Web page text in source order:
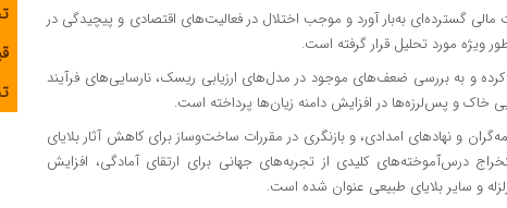
مالی گسترده‌ای به‌بار آورد و موجب اختلال در فعالیت‌های اقتصادی و پیچیدگی در
ویژه مورد تحلیل قرار گرفته است.
و به بررسی ضعف‌های موجود در مدل‌های ارزیابی ریسک، نارسایی‌های فرآیند
خاک و پس‌لرزه‌ها در افزایش دامنه زیان‌ها پرداخته است.
و نهادهای امدادی، و بازنگری در مقررات ساخت‌وساز برای کاهش آثار بلایای
درس‌آموخته‌های کلیدی از تجربه‌های جهانی برای ارتقای آمادگی، افزایش
و سایر بلایای طبیعی عنوان شده است.